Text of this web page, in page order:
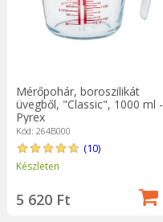
Mérőpohár, boroszilikát
üvegből, "Classic", 1000 ml -
Pyrex
Kód: 264B000
(10)
Készleten
5 620 Ft